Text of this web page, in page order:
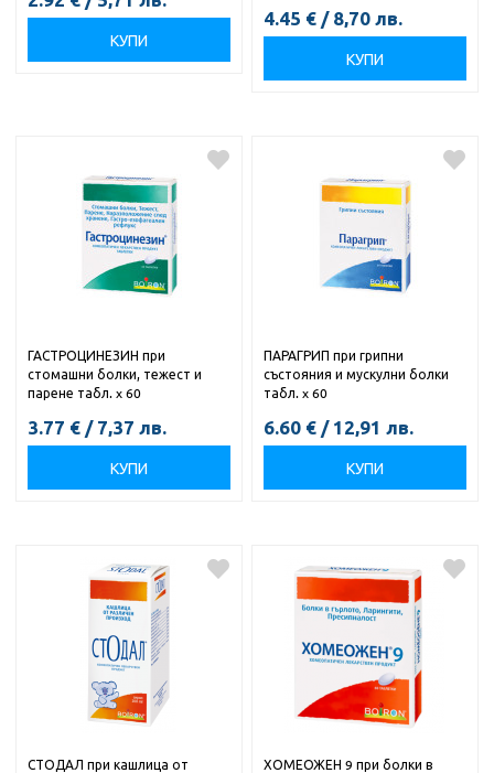
КУПИ
4.45 € / 8,70 лв.
КУПИ
ГАСТРОЦИНЕЗИН при
стомашни болки, тежест и
парене табл. x 60
3.77 € / 7,37 лв.
КУПИ
ПАРАГРИП при грипни
състояния и мускулни болки
табл. x 60
6.60 € / 12,91 лв.
КУПИ
СТОДАЛ при кашлица от
ХОМЕОЖЕН 9 при болки в